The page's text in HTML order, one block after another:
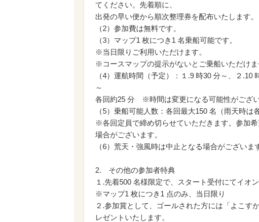
てください。先着順に、
出発の早い便から順次整理券を配布いたします。
（2）参加費は無料です。
（3）マップ1 枚につき1 名乗船可能です。
※当日限りご利用いただけます。
※コースマップの提示がないとご乗船いただけま
（4）運航時間（予定）：１.9 時30 分～、２.10
～
各回約25 分 ※時間は変更になる可能性がござい
（5）乗船可能人数：各回最大150 名（雨天時は
※各回定員で締め切らせていただきます。参加
場合がございます。
（6）荒天・強風時は中止となる場合がございま
2. その他の参加者特典
１.先着500 名様限定で、スタート受付にてイオ
※マップ1 枚につき1 点のみ、当日限り
２.参加賞として、ゴールされた方には「よこす
レゼントいたします。